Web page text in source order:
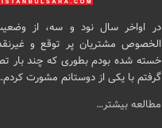
در اواخر سال نود و سه، از
الخصوص مشتریان پر توقع و
خسته شده بودم بطوری که چند بار
گرفتم با یکی از دوستانم مشورت
مطالعه بیشتر…